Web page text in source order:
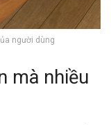
người dùng
mà nhiều